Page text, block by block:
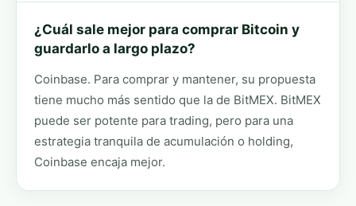
¿Cuál sale mejor para comprar Bitcoin y
guardarlo a largo plazo?
Coinbase. Para comprar y mantener, su propuesta
tiene mucho más sentido que la de BitMEX. BitMEX
puede ser potente para trading, pero para una
estrategia tranquila de acumulación o holding,
Coinbase encaja mejor.